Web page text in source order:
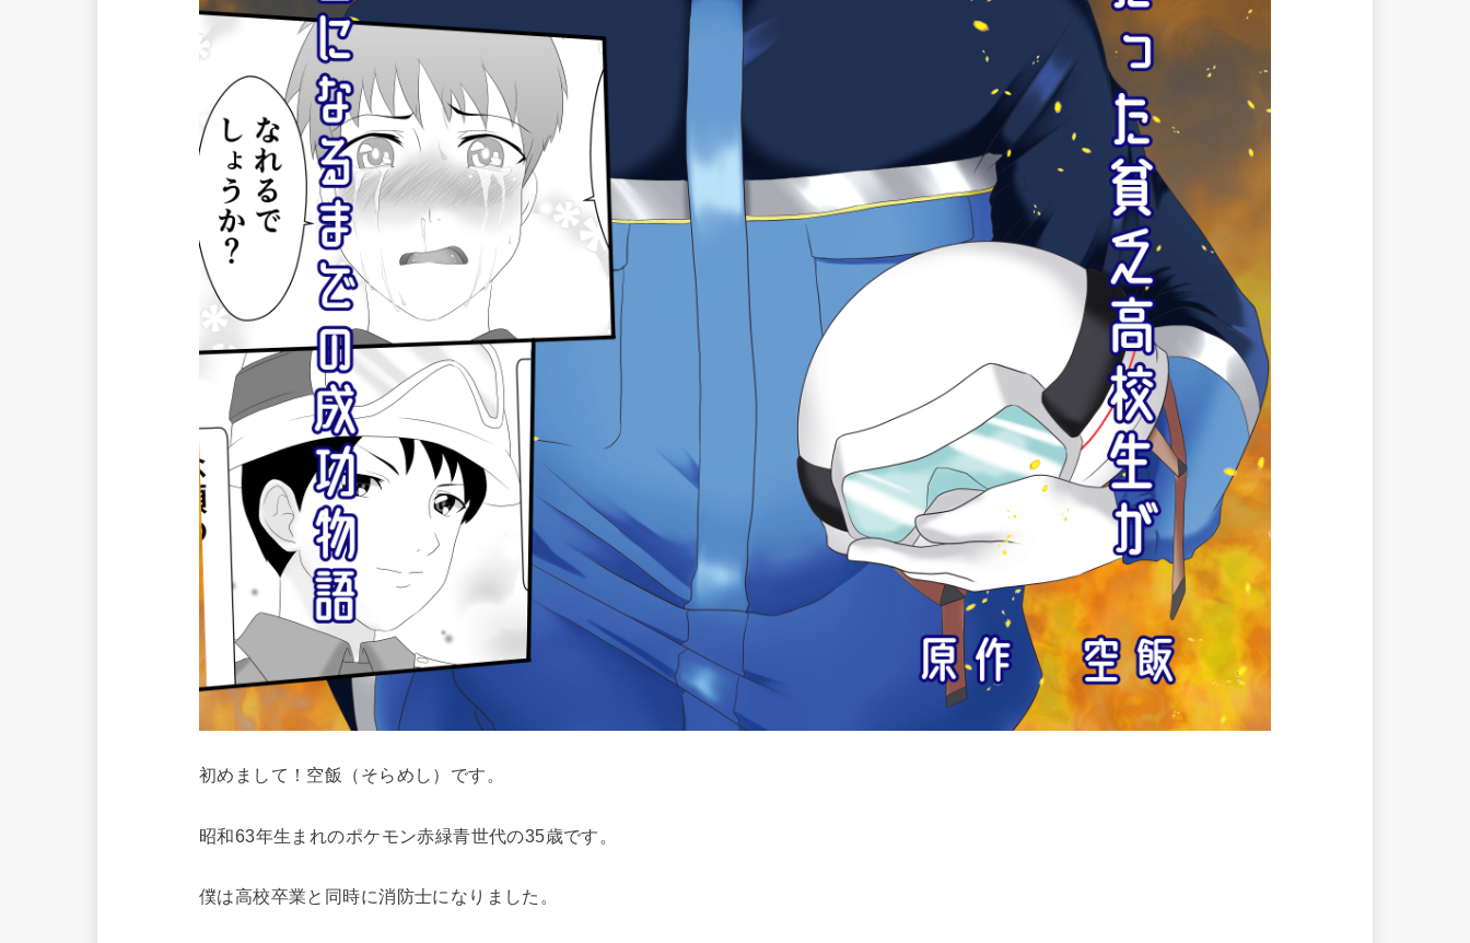
初めまして！空飯（そらめし）です。
昭和63年生まれのポケモン赤緑青世代の35歳です。
僕は高校卒業と同時に消防士になりました。